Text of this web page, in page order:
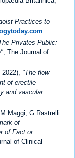
Practices to
Privates Public:
, The Journal of
2022), "The flow
of erectile
and vascular
Maggi, G Rastrelli
of
of Fact or
of Clinical